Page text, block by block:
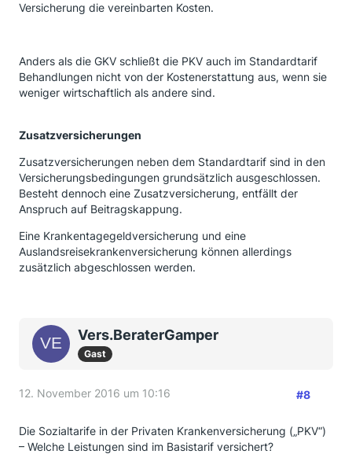
Versicherung die vereinbarten Kosten.
Anders als die GKV schließt die PKV auch im Standardtarif
Behandlungen nicht von der Kostenerstattung aus, wenn sie
weniger wirtschaftlich als andere sind.
Zusatzversicherungen
Zusatzversicherungen neben dem Standardtarif sind in den
Versicherungsbedingungen grundsätzlich ausgeschlossen.
Besteht dennoch eine Zusatzversicherung, entfällt der
Anspruch auf Beitragskappung.
Eine Krankentagegeldversicherung und eine
Auslandsreisekrankenversicherung können allerdings
zusätzlich abgeschlossen werden.
Vers.BeraterGamper
Gast
12. November 2016 um 10:16 #8
Die Sozialtarife in der Privaten Krankenversicherung („PKV“)
– Welche Leistungen sind im Basistarif versichert?